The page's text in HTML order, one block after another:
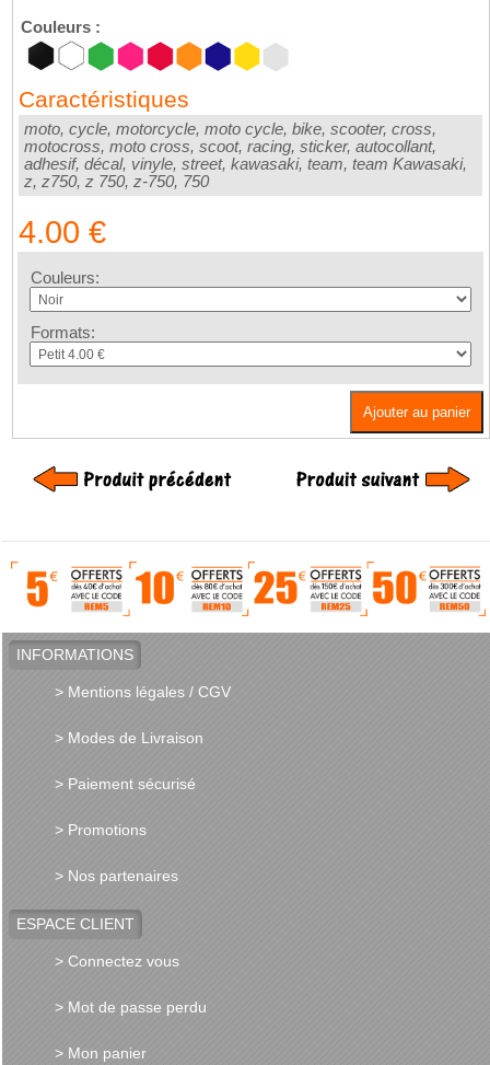
Couleurs :
Caractéristiques
moto, cycle, motorcycle, moto cycle, bike, scooter, cross,
motocross, moto cross, scoot, racing, sticker, autocollant,
adhesif, décal, vinyle, street, kawasaki, team, team Kawasaki,
z, z750, z 750, z-750, 750
4.00 €
Couleurs:
Formats:
Ajouter au panier
INFORMATIONS
> Mentions légales / CGV
> Modes de Livraison
> Paiement sécurisé
> Promotions
> Nos partenaires
ESPACE CLIENT
> Connectez vous
> Mot de passe perdu
> Mon panier